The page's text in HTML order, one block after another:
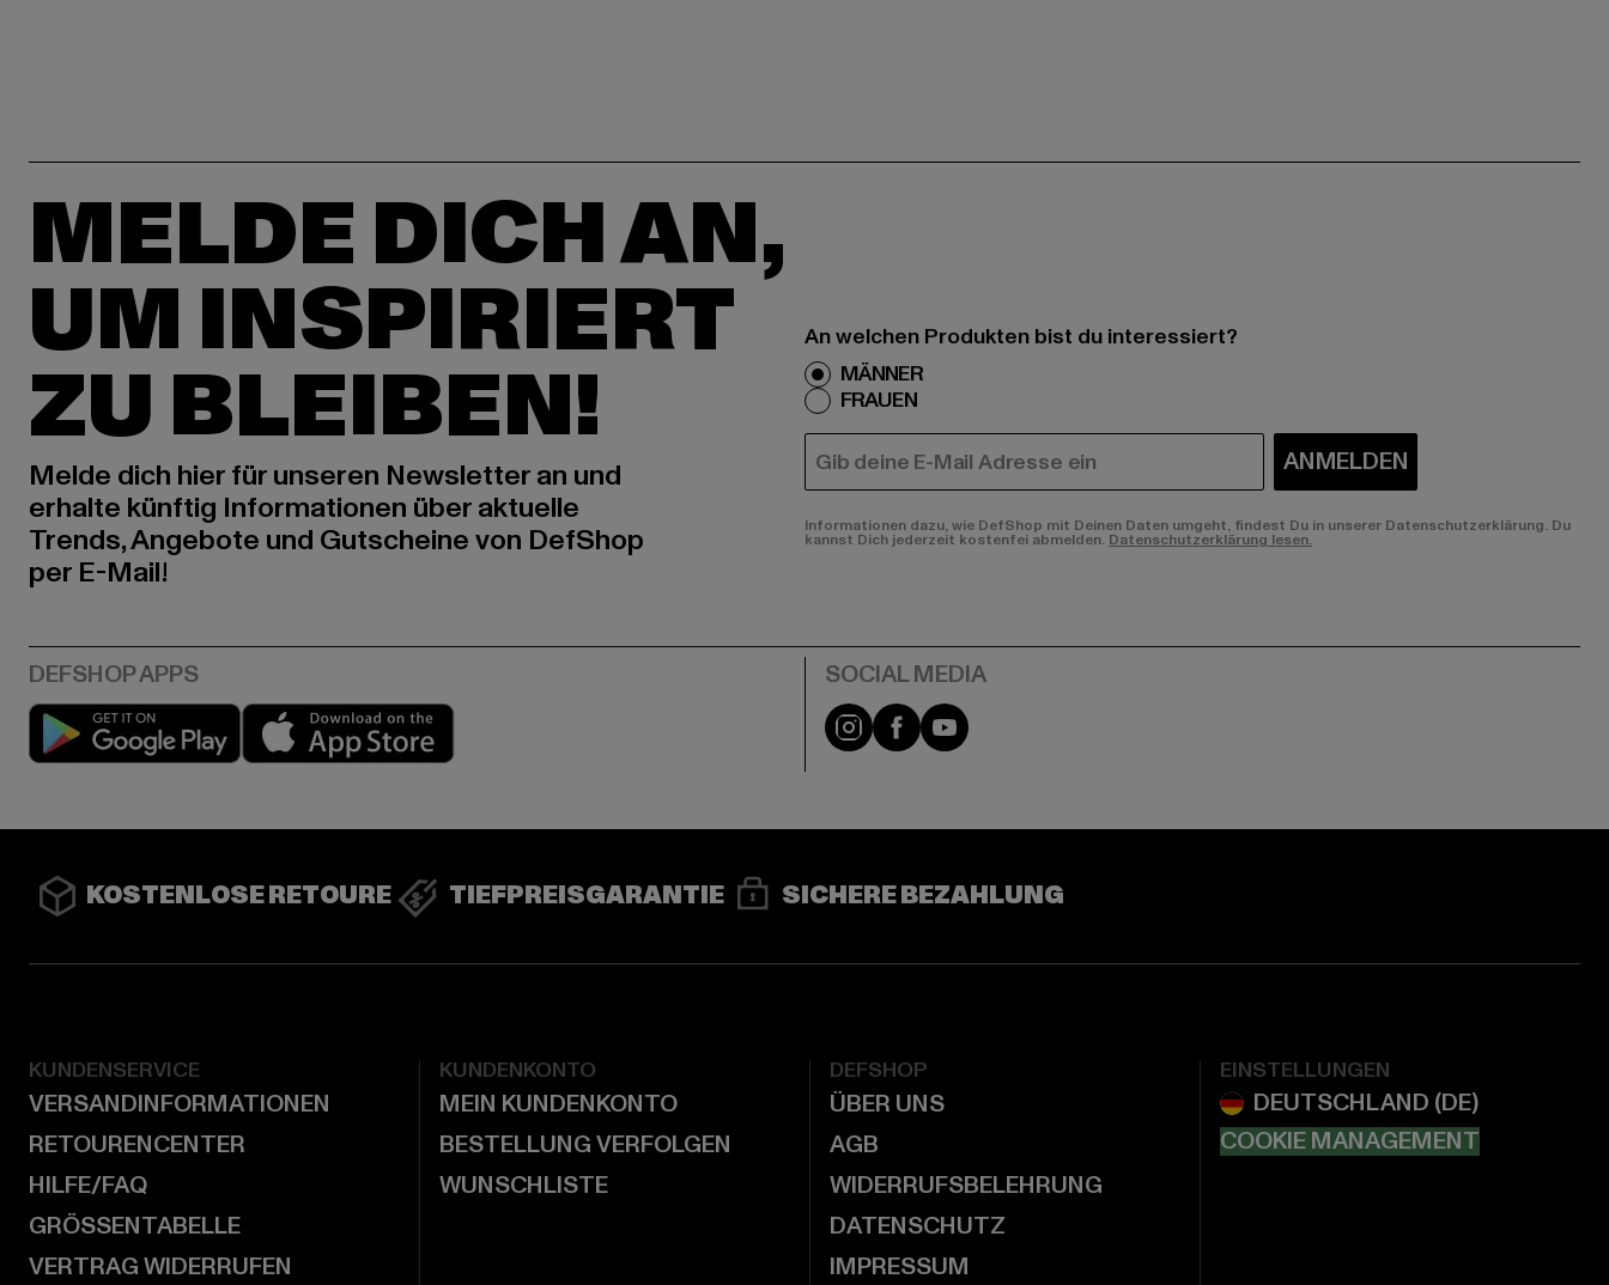
MELDE DICH AN,
UM INSPIRIERT
ZU BLEIBEN!
Melde dich hier für unseren Newsletter an und
erhalte künftig Informationen über aktuelle
Trends, Angebote und Gutscheine von DefShop
per E-Mail!
An welchen Produkten bist du interessiert?
MÄNNER
FRAUEN
E-MAIL ANMELDEN
Informationen dazu, wie DefShop mit Deinen Daten umgeht, findest Du in unserer Datenschutzerklärung. Du
kannst Dich jederzeit kostenfei abmelden. Datenschutzerklärung lesen.
Play market Instagram
FacebookYouTube
KOSTENLOSE RETOURE TIEFPREISGARANTIE SICHERE BEZAHLUNG
KUNDENSERVICE
VERSANDINFORMATIONEN
RETOURENCENTER
HILFE/FAQ
GRÖSSENTABELLE
VERTRAG WIDERRUFEN
KUNDENKONTO
MEIN KUNDENKONTO
BESTELLUNG VERFOLGEN
WUNSCHLISTE
DEFSHOP
ÜBER UNS
AGB
WIDERRUFSBELEHRUNG
DATENSCHUTZ
IMPRESSUM
EINSTELLUNGEN
COOKIE MANAGEMENT